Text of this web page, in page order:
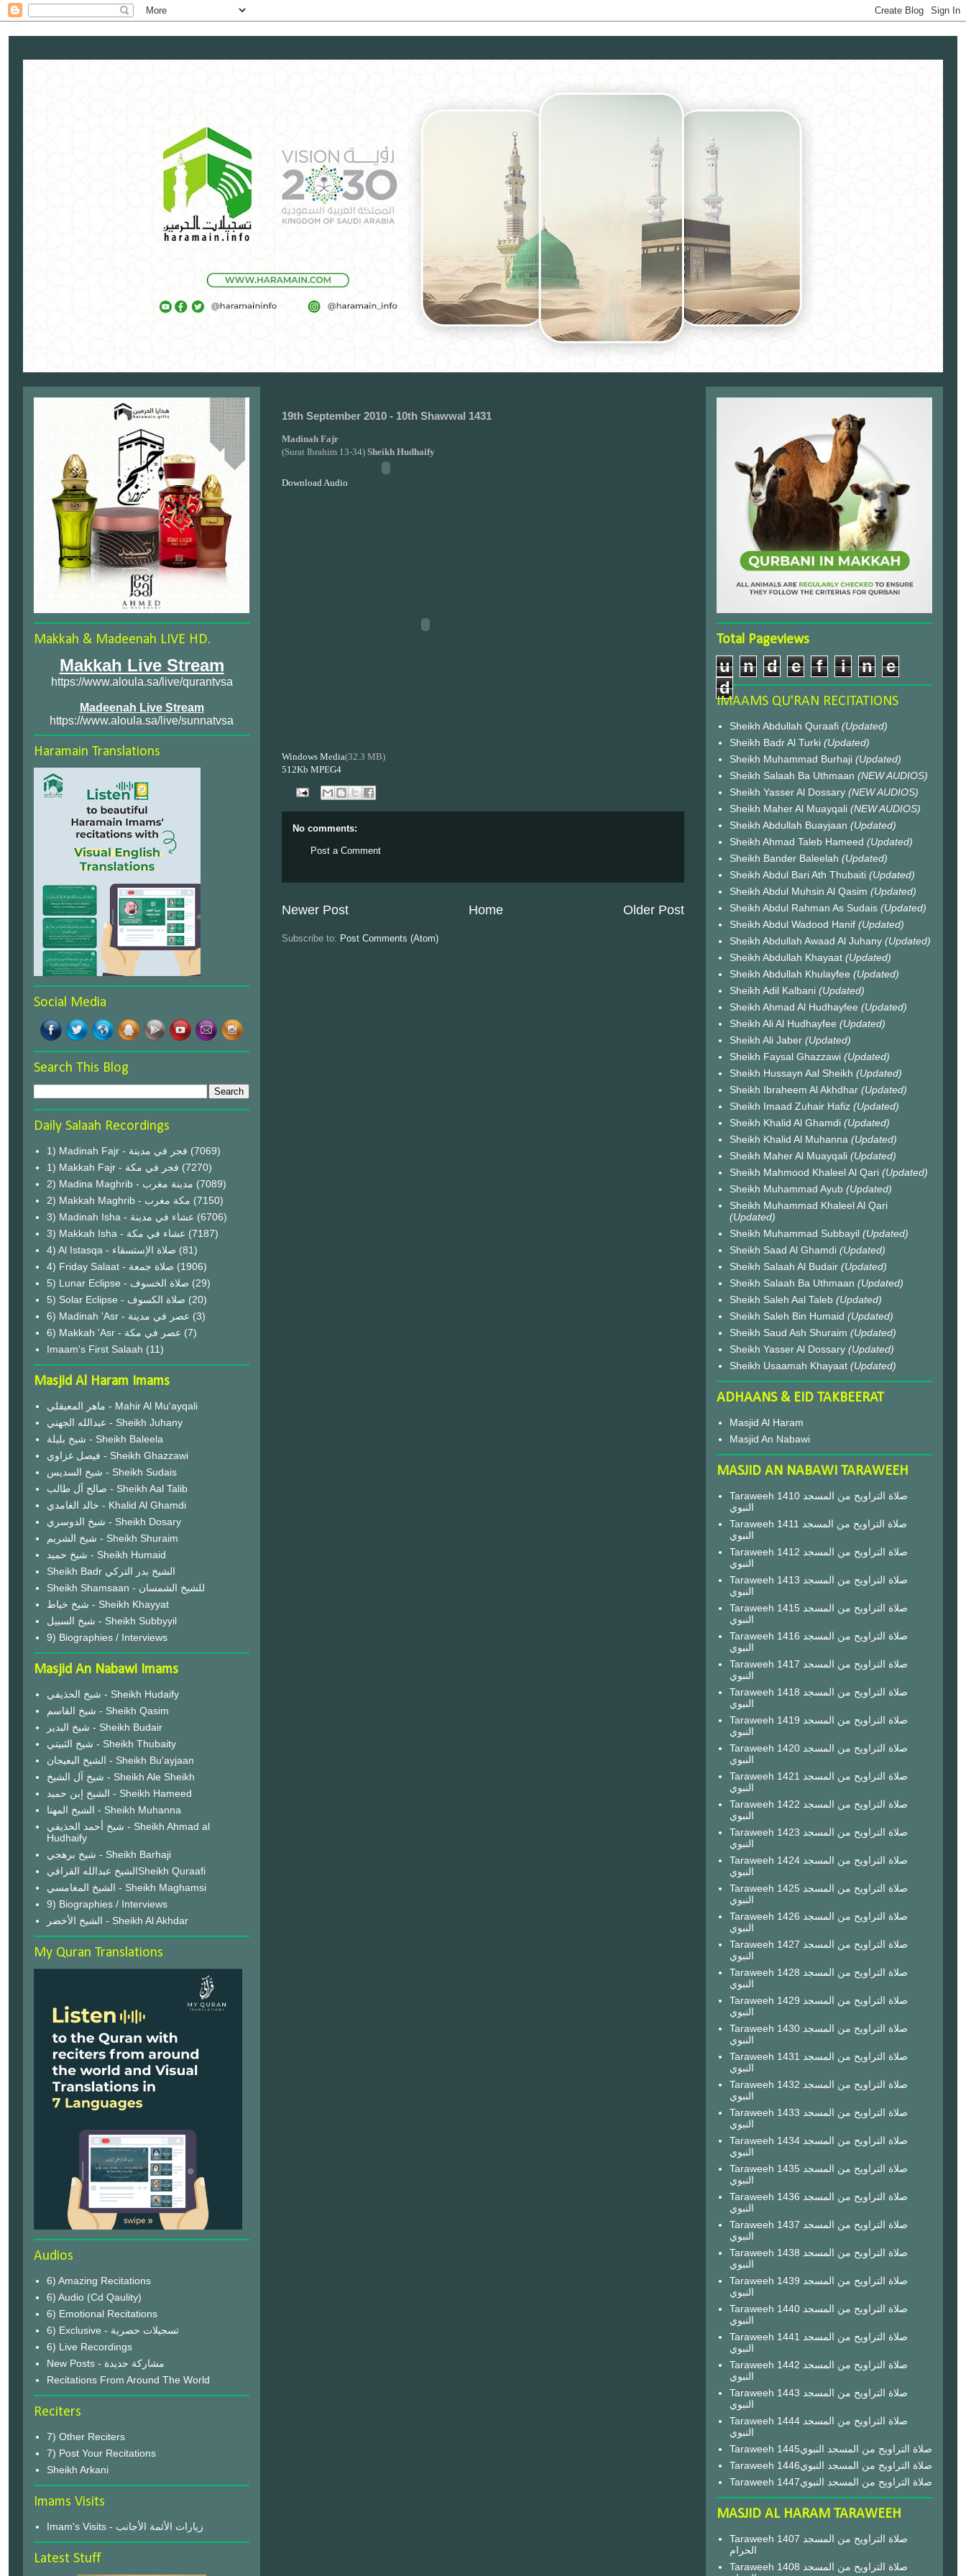
19th September 2010 - 10th Shawwal 1431
Madinah Fajr
(Surat Ibrahim 13-34) Sheikh Hudhaify
Download Audio
Windows Media(32.3 MB)
512Kb MPEG4
No comments:
Post a Comment
Newer Post Older Post
Home
Subscribe to: Post Comments (Atom)
Makkah & Madeenah LIVE HD.
Makkah Live Stream
https://www.aloula.sa/live/qurantvsa
Madeenah Live Stream
https://www.aloula.sa/live/sunnatvsa
Haramain Translations
Social Media
Search This Blog
Daily Salaah Recordings
1) Madinah Fajr - فجر في مدينة (7069)
1) Makkah Fajr - فجر في مكة (7270)
2) Madina Maghrib - مدينة مغرب (7089)
2) Makkah Maghrib - مكة مغرب (7150)
3) Madinah Isha - عشاء في مدينة (6706)
3) Makkah Isha - عشاء في مكة (7187)
4) Al Istasqa - صلاة الإستسقاء (81)
4) Friday Salaat - صلاة جمعة (1906)
5) Lunar Eclipse - صلاة الخسوف (29)
(20)
6) Madinah 'Asr - عصر في مدينة (3)
6) Makkah 'Asr - عصر في مكة (7)
Imaam's First Salaah (11)
Masjid Al Haram Imams
ماهر المعيقلي - Mahir Al Mu'ayqali
عبدالله الجهني - Sheikh Juhany
شيخ بليلة - Sheikh Baleela
فيصل غزاوي - Sheikh Ghazzawi
شيخ السديس - Sheikh Sudais
صالح آل طالب - Sheikh Aal Talib
خالد الغامدي - Khalid Al Ghamdi
شيخ الدوسري - Sheikh Dosary
شيخ الشريم - Sheikh Shuraim
شيخ حميد - Sheikh Humaid
Sheikh Badr الشيخ بدر التركي
Sheikh Shamsaan - للشيخ الشمسان
شيخ خياط - Sheikh Khayyat
شيخ السبيل - Sheikh Subbyyil
9) Biographies / Interviews
Masjid An Nabawi Imams
شيخ الحذيفي - Sheikh Hudaify
شيخ القاسم - Sheikh Qasim
شيخ البدير - Sheikh Budair
شيخ الثبيتي - Sheikh Thubaity
الشيخ البعيجان - Sheikh Bu'ayjaan
شيخ آل الشيخ - Sheikh Ale Sheikh
الشيخ إبن حميد - Sheikh Hameed
الشيخ المهنا - Sheikh Muhanna
شيخ أحمد الحذيفي - Sheikh Ahmad al
Hudhaify
شيخ برهجي - Sheikh Barhaji
الشيخ عبدالله القرافيSheikh Quraafi
الشيخ المغامسي - Sheikh Maghamsi
9) Biographies / Interviews
الشيخ الأخضر - Sheikh Al Akhdar
My Quran Translations
Audios
6) Amazing Recitations
6) Audio (Cd Qaulity)
6) Emotional Recitations
6) Exclusive - تسجيلات حصرية
6) Live Recordings
New Posts - مشاركة جديدة
Recitations From Around The World
Reciters
7) Other Reciters
7) Post Your Recitations
Sheikh Arkani
Imams Visits
Imam's Visits - زيارات الأئمة الأجانب
Latest Stuff
Total Pageviews
u n d e f i n
e
d
IMAAMS QU'RAN RECITATIONS
Sheikh Abdullah Quraafi (Updated)
Sheikh Badr Al Turki (Updated)
Sheikh Muhammad Burhaji (Updated)
Sheikh Salaah Ba Uthmaan (NEW AUDIOS)
Sheikh Yasser Al Dossary (NEW AUDIOS)
Sheikh Maher Al Muayqali (NEW AUDIOS)
Sheikh Abdullah Buayjaan (Updated)
Sheikh Ahmad Taleb Hameed (Updated)
Sheikh Bander Baleelah (Updated)
Sheikh Abdul Bari Ath Thubaiti (Updated)
Sheikh Abdul Muhsin Al Qasim (Updated)
Sheikh Abdul Rahman As Sudais (Updated)
Sheikh Abdul Wadood Hanif (Updated)
Sheikh Abdullah Awaad Al Juhany (Updated)
Sheikh Abdullah Khayaat (Updated)
Sheikh Abdullah Khulayfee (Updated)
Sheikh Adil Kalbani (Updated)
Sheikh Ahmad Al Hudhayfee (Updated)
Sheikh Ali Al Hudhayfee (Updated)
Sheikh Ali Jaber (Updated)
Sheikh Faysal Ghazzawi (Updated)
Sheikh Hussayn Aal Sheikh (Updated)
Sheikh Ibraheem Al Akhdhar (Updated)
Sheikh Imaad Zuhair Hafiz (Updated)
Sheikh Khalid Al Ghamdi (Updated)
Sheikh Khalid Al Muhanna (Updated)
Sheikh Maher Al Muayqali (Updated)
Sheikh Mahmood Khaleel Al Qari (Updated)
Sheikh Muhammad Ayub (Updated)
Sheikh Muhammad Khaleel Al Qari
(Updated)
Sheikh Muhammad Subbayil (Updated)
Sheikh Saad Al Ghamdi (Updated)
Sheikh Salaah Al Budair (Updated)
Sheikh Salaah Ba Uthmaan (Updated)
Sheikh Saleh Aal Taleb (Updated)
Sheikh Saleh Bin Humaid (Updated)
Sheikh Saud Ash Shuraim (Updated)
Sheikh Yasser Al Dossary (Updated)
Sheikh Usaamah Khayaat (Updated)
ADHAANS & EID TAKBEERAT
Masjid Al Haram
Masjid An Nabawi
MASJID AN NABAWI TARAWEEH
Taraweeh 1410 صلاة التراويح من المسجد
النبوي
Taraweeh 1411 صلاة التراويح من المسجد
النبوي
Taraweeh 1412 صلاة التراويح من المسجد
النبوي
Taraweeh 1413 صلاة التراويح من المسجد
النبوي
Taraweeh 1415 صلاة التراويح من المسجد
النبوي
Taraweeh 1416 صلاة التراويح من المسجد
النبوي
Taraweeh 1417 صلاة التراويح من المسجد
النبوي
Taraweeh 1418 صلاة التراويح من المسجد
النبوي
Taraweeh 1419 صلاة التراويح من المسجد
النبوي
Taraweeh 1420 صلاة التراويح من المسجد
النبوي
Taraweeh 1421 صلاة التراويح من المسجد
النبوي
Taraweeh 1422 صلاة التراويح من المسجد
النبوي
Taraweeh 1423 صلاة التراويح من المسجد
النبوي
Taraweeh 1424 صلاة التراويح من المسجد
النبوي
Taraweeh 1425 صلاة التراويح من المسجد
النبوي
Taraweeh 1426 صلاة التراويح من المسجد
النبوي
Taraweeh 1427 صلاة التراويح من المسجد
النبوي
Taraweeh 1428 صلاة التراويح من المسجد
النبوي
Taraweeh 1429 صلاة التراويح من المسجد
النبوي
Taraweeh 1430 صلاة التراويح من المسجد
النبوي
Taraweeh 1431 صلاة التراويح من المسجد
النبوي
Taraweeh 1432 صلاة التراويح من المسجد
النبوي
Taraweeh 1433 صلاة التراويح من المسجد
النبوي
Taraweeh 1434 صلاة التراويح من المسجد
النبوي
Taraweeh 1435 صلاة التراويح من المسجد
النبوي
Taraweeh 1436 صلاة التراويح من المسجد
النبوي
Taraweeh 1437 صلاة التراويح من المسجد
النبوي
Taraweeh 1438 صلاة التراويح من المسجد
النبوي
Taraweeh 1439 صلاة التراويح من المسجد
النبوي
Taraweeh 1440 صلاة التراويح من المسجد
النبوي
Taraweeh 1441 صلاة التراويح من المسجد
النبوي
Taraweeh 1442 صلاة التراويح من المسجد
النبوي
Taraweeh 1443 صلاة التراويح من المسجد
النبوي
Taraweeh 1444 صلاة التراويح من المسجد
النبوي
Taraweeh 1445صلاة التراويح من المسجد النبوي
Taraweeh 1446صلاة التراويح من المسجد النبوي
Taraweeh 1447صلاة التراويح من المسجد النبوي
MASJID AL HARAM TARAWEEH
Taraweeh 1407 صلاة التراويح من المسجد
الحرام
Taraweeh 1408 صلاة التراويح من المسجد